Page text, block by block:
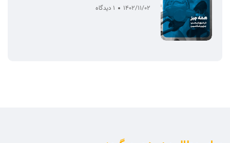
1402/11/02 1 دیدگاه